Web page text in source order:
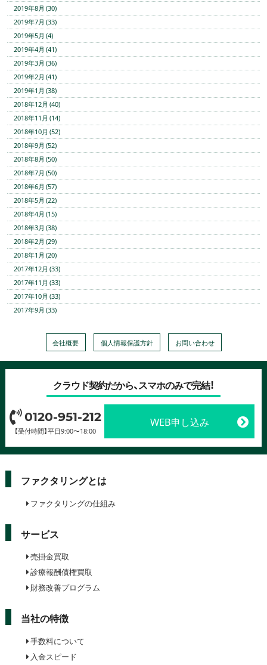
2019年8月 (30)
2019年7月 (33)
2019年5月 (4)
2019年4月 (41)
2019年3月 (36)
2019年2月 (41)
2019年1月 (38)
2018年12月 (40)
2018年11月 (14)
2018年10月 (52)
2018年9月 (52)
2018年8月 (50)
2018年7月 (50)
2018年6月 (57)
2018年5月 (22)
2018年4月 (15)
2018年3月 (38)
2018年2月 (29)
2018年1月 (20)
2017年12月 (33)
2017年11月 (33)
2017年10月 (33)
2017年9月 (33)
会社概要 個人情報保護方針 お問い合わせ
クラウド契約だから、スマホのみで完結！
0120-951-212
【受付時間】平日9:00〜18:00
WEB申し込み
ファクタリングとは
ファクタリングの仕組み
サービス
売掛金買取
診療報酬債権買取
財務改善プログラム
当社の特徴
手数料について
入金スピード